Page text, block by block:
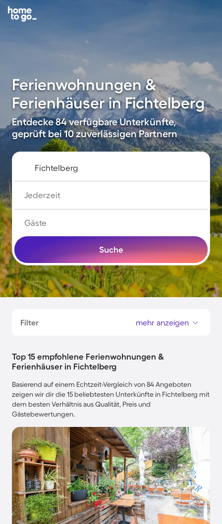
Ferienwohnungen &
Ferienhäuser in Fichtelberg
Entdecke 84 verfügbare Unterkünfte,
geprüft bei 10 zuverlässigen Partnern
Jederzeit
Gäste
Suche
Filter mehr anzeigen
Top 15 empfohlene Ferienwohnungen &
Ferienhäuser in Fichtelberg
Basierend auf einem Echtzeit-Vergleich von 84 Angeboten
zeigen wir dir die 15 beliebtesten Unterkünfte in Fichtelberg mit
dem besten Verhältnis aus Qualität, Preis und
Gästebewertungen.